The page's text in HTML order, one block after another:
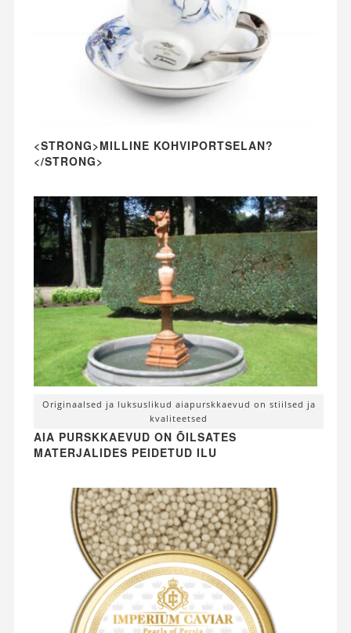
<STRONG>MILLINE KOHVIPORTSELAN?
</STRONG>
Originaalsed ja luksuslikud aiapurskkaevud on stiilsed ja
kvaliteetsed
AIA PURSKKAEVUD ON ÕILSATES
MATERJALIDES PEIDETUD ILU